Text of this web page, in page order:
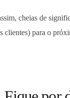
cheias de
clientes) para o